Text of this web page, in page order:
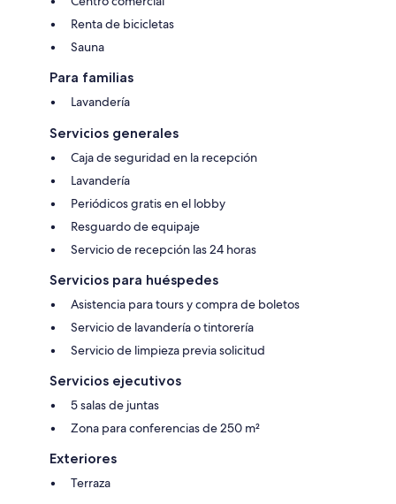
Renta de bicicletas
Sauna
Para familias
Lavandería
Servicios generales
Caja de seguridad en la recepción
Lavandería
Periódicos gratis en el lobby
Resguardo de equipaje
Servicio de recepción las 24 horas
Servicios para huéspedes
Asistencia para tours y compra de boletos
Servicio de lavandería o tintorería
Servicio de limpieza previa solicitud
Servicios ejecutivos
5 salas de juntas
Zona para conferencias de 250 m²
Exteriores
Terraza